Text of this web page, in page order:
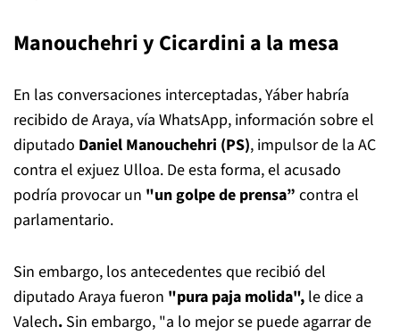
Manouchehri y Cicardini a la mesa
En las conversaciones interceptadas, Yáber habría
recibido de Araya, vía WhatsApp, información sobre el
diputado Daniel Manouchehri (PS), impulsor de la AC
contra el exjuez Ulloa. De esta forma, el acusado
podría provocar un "un golpe de prensa” contra el
parlamentario.
Sin embargo, los antecedentes que recibió del
diputado Araya fueron "pura paja molida", le dice a
Valech. Sin embargo, "a lo mejor se puede agarrar de